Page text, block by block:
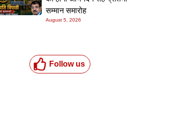
सम्मान समारोह
August 5, 2026
Follow us